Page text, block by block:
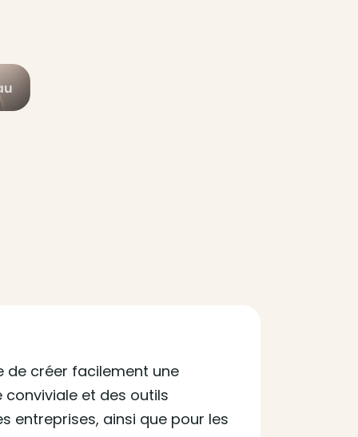
de créer facilement une
et des outils
entreprises, ainsi que pour les